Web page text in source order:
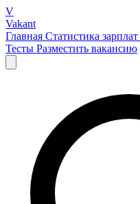
V
Vakant
Главная Статистика зарплат
Тесты Разместить вакансию